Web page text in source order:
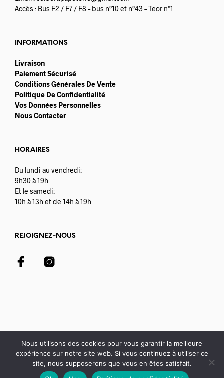
Accès : Bus F2 / F7 / F8 – bus n°10 et n°43 – Teor n°1
INFORMATIONS
Livraison
Paiement Sécurisé
Conditions Générales De Vente
Politique De Confidentialité
Vos Données Personnelles
Nous Contacter
HORAIRES
Du lundi au vendredi:
9h30 à 19h
Et le samedi:
10h à 13h et de 14h à 19h
REJOIGNEZ-NOUS
© 2020-21 Librairie Colbert | développé avec parDigisoft
Nous utilisons des cookies pour vous garantir la meilleure
expérience sur notre site web. Si vous continuez à utiliser ce
site, nous supposerons que vous en êtes satisfait.